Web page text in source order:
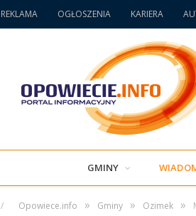
REKLAMA OGŁOSZENIA KARIERA
GMINY
/ Opowiece.info » Gminy » Ozimek »